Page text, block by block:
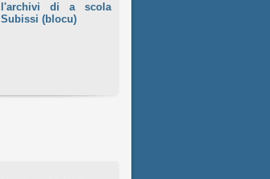
l'archivi di a scola
Subissi (blocu)